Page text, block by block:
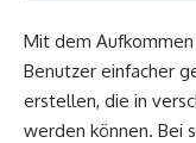
Mit dem
Benutzer einfacher
erstellen, die in
werden können. Bei